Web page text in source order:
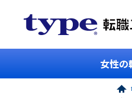
女性の